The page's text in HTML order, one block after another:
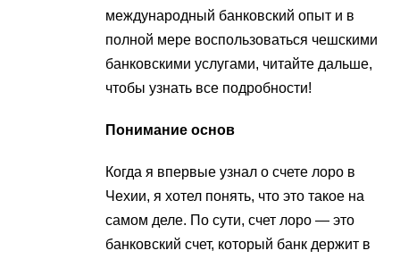
международный банковский опыт и в
полной мере воспользоваться чешскими
банковскими услугами, читайте дальше,
чтобы узнать все подробности!
Понимание основ
Когда я впервые узнал о счете лоро в
Чехии, я хотел понять, что это такое на
самом деле. По сути, счет лоро — это
банковский счет, который банк держит в